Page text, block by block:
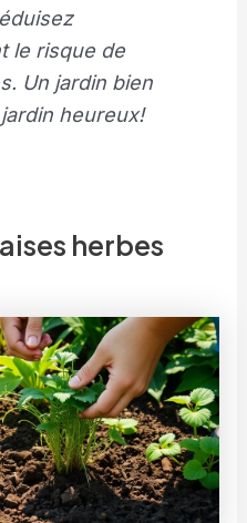
le risque de
Un jardin bien
heureux!
herbes